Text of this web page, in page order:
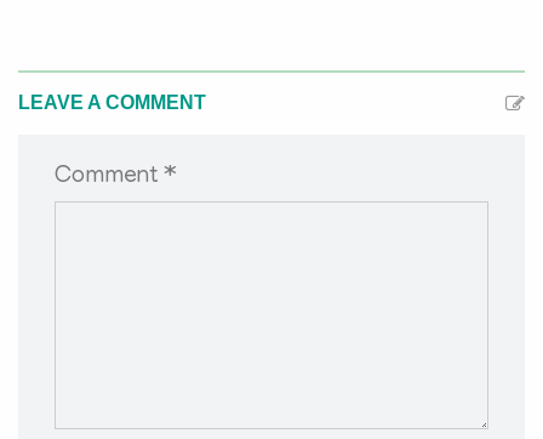
LEAVE A COMMENT
Comment *